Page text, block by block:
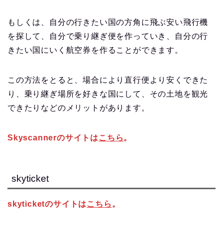
もしくは、自分の行きたい国の方角に飛ぶ安い飛行機
を探して、自分で乗り継ぎ便を作っていき、自分の行
きたい国にいく航空券を作ることができます。
この方法をとると、場合により直行便より安くできた
り、乗り継ぎ場所を好きな国にして、その土地を観光
できたりなどのメリットがあります。
Skyscannerのサイトは こちら。
skyticket
skyticketのサイトは こちら 。